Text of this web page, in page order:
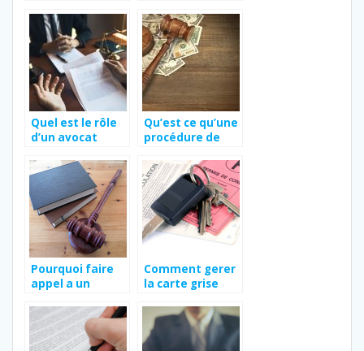
un avocat
spécialisé à Lyon
Quel est le rôle
d’un avocat
droit de
l’urbanisme ?
Qu’est ce qu’une
procédure de
judiciaire ?
Pourquoi faire
appel a un
Comment gerer
la carte grise
du conjoint ?